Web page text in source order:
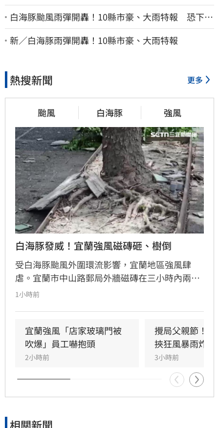
白海豚颱風雨彈開轟！10縣市豪、大雨特報 恐下到
明天
新／白海豚雨彈開轟！10縣市豪、大雨特報
熱搜新聞 更多
颱風 白海豚 強風
白海豚發威！宜蘭強風磁磚砸、樹倒
受白海豚颱風外圍環流影響，宜蘭地區強風肆
虐。宜蘭市中山路郵局外牆磁磚在三小時內兩度
剝落，武營街亦發生磁磚砸地險象，所幸無人傷
全面停駛。
1小時前
宜蘭強風「店家玻璃門被
吹爆」員工嚇抱頭
2小時前
攪局父親節！
挾狂風暴雨炸雙
3小時前
相關新聞